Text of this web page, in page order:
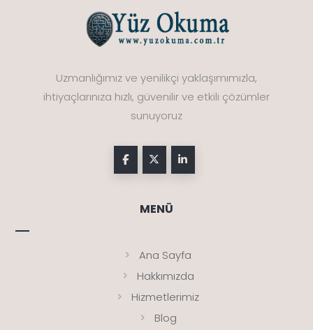
Uzmanlığımız ve yenilikçi yaklaşımımızla,
ihtiyaçlarınıza hızlı, güvenilir ve etkili çözümler
sunuyoruz
MENÜ
Ana Sayfa
Hakkımızda
Hizmetlerimiz
Blog